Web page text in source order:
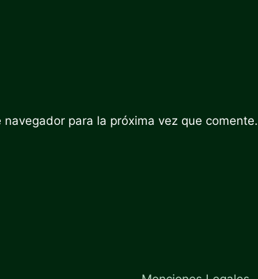
para la próxima vez que comente.